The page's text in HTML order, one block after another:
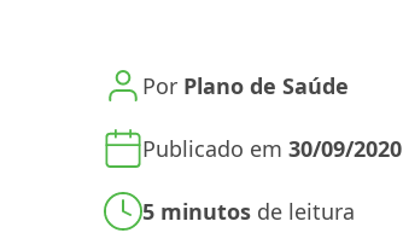
Por Plano de Saúde
Publicado em30/09/2020
5 minutos de leitura